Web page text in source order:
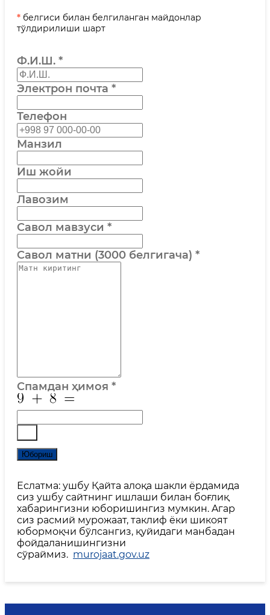
* белгиси билан белгиланган майдонлар
тўлдирилиши шарт
Ф.И.Ш. *
Электрон почта *
Телефон
Манзил
Иш жойи
Лавозим
Савол мавзуси *
Савол матни (3000 белгигача) *
Спамдан ҳимоя *
Юбориш
Еслатма: ушбу Қайта алоқа шакли ёрдамида
сиз ушбу сайтнинг ишлаши билан боғлиқ
хабарингизни юборишингиз мумкин. Aгар
сиз расмий мурожаат, таклиф ёки шикоят
юбормоқчи бўлсангиз, қуйидаги манбадан
фойдаланишингизни
сўраймиз. murojaat.gov.uz